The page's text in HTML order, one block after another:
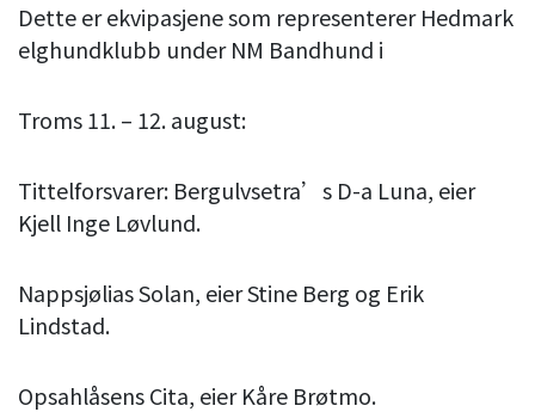
Dette er ekvipasjene som representerer Hedmark
elghundklubb under NM Bandhund i
Troms 11. – 12. august:
Tittelforsvarer: Bergulvsetra’s D-a Luna, eier
Kjell Inge Løvlund.
Nappsjølias Solan, eier Stine Berg og Erik
Lindstad.
Opsahlåsens Cita, eier Kåre Brøtmo.